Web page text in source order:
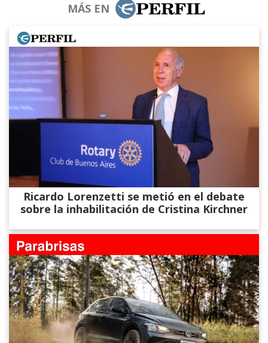
MÁS EN
Ricardo Lorenzetti se metió en el debate
sobre la inhabilitación de Cristina Kirchner